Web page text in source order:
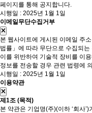
페이지를 통해 공지합니다.
시행일 : 2025년 1월 1일
이메일무단수집거부
본 웹사이트에 게시된 이메일 주
법률」에 따라 무단으로 수집되
이를 위반하여 기술적 장비를 이
정보를 전송할 경우 관련 법령에
시행일 : 2025년 1월 1일
이용약관
제1조 (목적)
본 약관은 기업명(주)(이하 ‘회사